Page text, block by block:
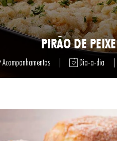
PIRÃO DE PEIXE
Acompanhamentos Dia-a-dia